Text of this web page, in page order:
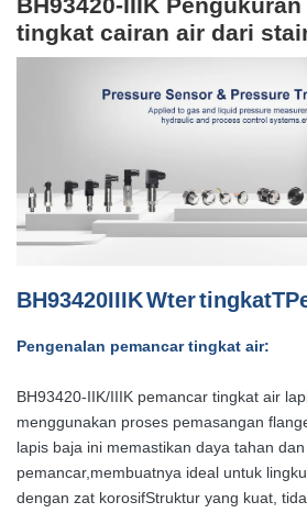
tingkat cairan air dari
BH93420IIIKWtertingkatT
Pengenalan pemancar tingkat air:
BH93420-IIK/IIIK pemancar tingkat air
menggunakan proses pemasangan
lapis baja ini memastikan daya tahan
pemancar,membuatnya ideal untuk
dengan zat korosifStruktur yang kuat,